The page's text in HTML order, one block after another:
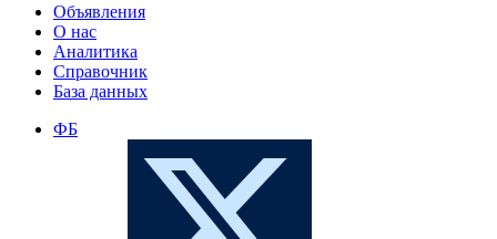
Объявления
О нас
Аналитика
Справочник
База данных
ФБ